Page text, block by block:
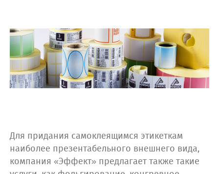
Для придания самоклеящимся этикеткам
наиболее презентабельного внешнего вида,
компания «Эффект» предлагает также такие